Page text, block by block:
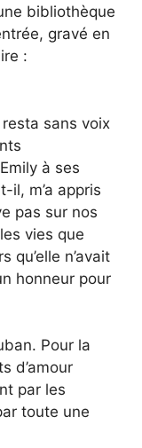
bibliothèque
gravé en
:
sans voix
à ses
m’a appris
pas sur nos
vies que
qu’elle n’avait
honneur pour
Pour la
d’amour
par les
toute une